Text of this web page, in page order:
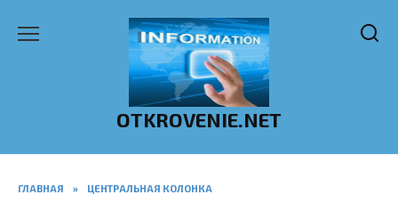
OTKROVENIE.NET
ГЛАВНАЯ » ЦЕНТРАЛЬНАЯ КОЛОНКА